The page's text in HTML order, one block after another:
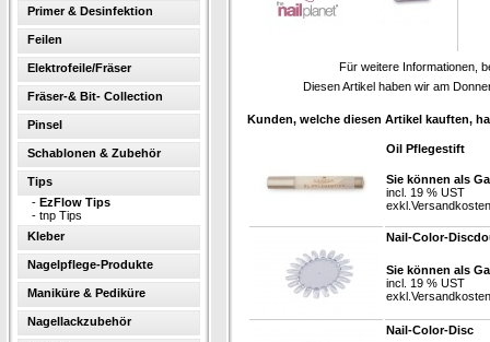
Primer & Desinfektion
Feilen
Elektrofeile/Fräser
Fräser-& Bit- Collection
Pinsel
Schablonen & Zubehör
Tips
- EzFlow Tips
- tnp Tips
Kleber
Nagelpflege-Produkte
Maniküre & Pediküre
Nagellackzubehör
Für weitere Informationen,
Diesen Artikel haben wir am
Kunden, welche diesen Artikel kauften,
Oil Pflegestift
Sie können als
incl. 19 % UST
exkl. Versandkosten
Nail-Color-
Sie können als
incl. 19 % UST
exkl. Versandkosten
Nail-Color-Disc